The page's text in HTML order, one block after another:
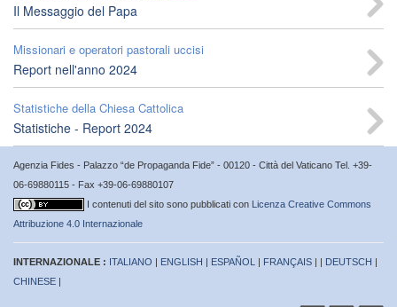
Il Messaggio del Papa
Missionari e operatori pastorali uccisi
Report nell'anno 2024
Statistiche della Chiesa Cattolica
Statistiche - Report 2024
Agenzia Fides - Palazzo “de Propaganda Fide” - 00120 - Città del Vaticano Tel. +39-
06-69880115 - Fax +39-06-69880107
I contenuti del sito sono pubblicati con Licenza Creative Commons
Attribuzione 4.0 Internazionale
INTERNAZIONALE : ITALIANO | ENGLISH | ESPAÑOL | FRANÇAIS | | DEUTSCH |
CHINESE |